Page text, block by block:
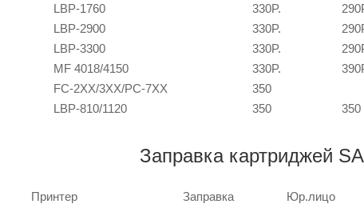
LBP-1760 330P.
LBP-2900 330P.
LBP-3300 330P.
MF 4018/4150 330P.
FC-2XX/3XX/PC-7XX 350
LBP-810/1120 350 350
Заправка картриджей
Принтер Заправка Юр.лицо